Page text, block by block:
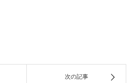
次の記事